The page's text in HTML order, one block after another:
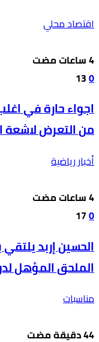
اقتصاد محلي
0
13
اجواء حارة في
من التعرض
أخبار رياضية
0
17
الحسين إربد
الملحق المؤهل
مناسبات